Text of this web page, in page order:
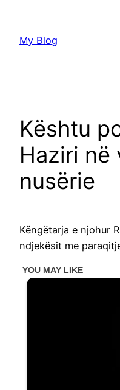
content
My Blog
Kështu
Haziri në
nusërie
Këngëtarja e njohur
ndjekësit me